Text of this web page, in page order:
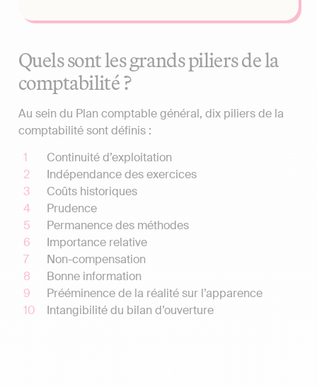
Quels sont les grands piliers de la
comptabilité ?
Au sein du Plan comptable général, dix piliers de la
comptabilité sont définis :
Continuité d’exploitation
Indépendance des exercices
Coûts historiques
Prudence
Permanence des méthodes
Importance relative
Non-compensation
Bonne information
Prééminence de la réalité sur l’apparence
Intangibilité du bilan d’ouverture